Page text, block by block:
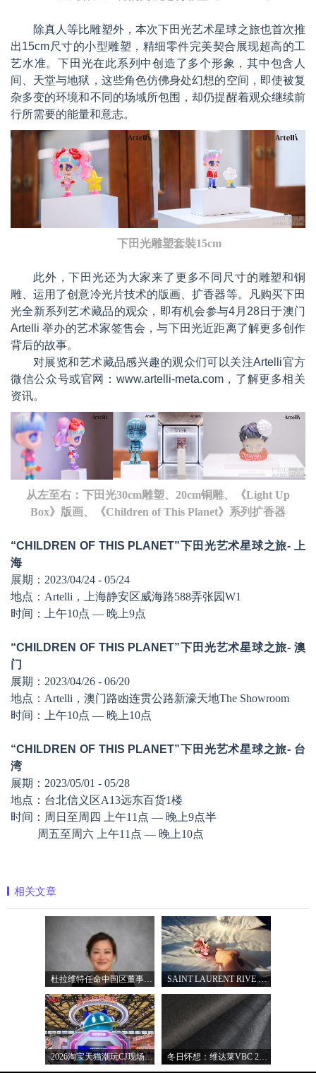
除真人等比雕塑外， 本次下田光艺术星球之旅也首次推
出15cm尺寸的小型雕塑，精细零件完美契合展现超高的工
艺水准。下田光在此系列中创造了多个形象，其中包含人
间、天堂与地狱，这些角色仿佛身处幻想的空间，即使被复
杂多变的环境和不同的场域所包围，却仍提醒着观众继续前
行所需要的能量和意志。
下田光雕塑套裝15cm
此外，下田光还为大家来了更多不同尺寸的雕塑和铜
雕、运用了创意冷光片技术的版画、扩香器等。凡购买下田
光全新系列艺术藏品的观众，即有机会参与4 月 28日于澳门
Artelli举办的艺术家签售会，与下田光近距离了解更多创作
背后的故事。
对展览和艺术藏品感兴趣的观众们可以关注Artelli官方
微信公众号或官网： www.artelli-meta.com，了解更多相关
资讯。
从左至右： 下田光30cm雕塑、20cm铜雕、《Light Up
Box》 版画、《Children of This Planet》系列扩香器
“CHILDREN OF THIS PLANET”下田光艺术星球之旅-
上
海
展期：2023/04/24 - 05/24
地点：Artelli，上海静安区威海路588弄张园W1
时间：上午10点 — 晚上9点
“CHILDREN OF THIS PLANET”下田光艺术星球之旅-澳
门
展期：2023/04/26 - 06/20
地点 ：Artelli， 澳门路凼连贯公路新濠天地The Showroom
时间：上午10点 — 晚上10点
“CHILDREN OF THIS PLANET”下田光艺术星球之旅- 台
湾
展期：2023/05/01 - 05/28
地点 ： 台北信义区A13远东百货1楼
时间：周日至周四 上午1 1 点 — 晚上9点半
周五至周六 上午1 1 点 — 晚上10点
相关文章
杜拉维特任命中国区董事总经理杨琛女士 SAINT LAURENT RIVE DROITE圣罗兰北京右岸精品店
2026淘宝天猫潮玩CJ现场直击，以五大圈层 冬日怀想：维达莱VBC 2027秋冬面料系列